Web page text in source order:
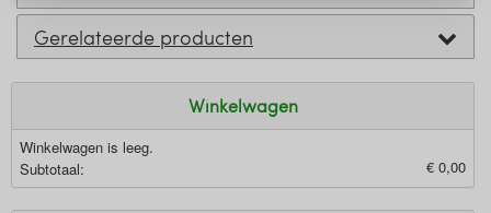
Gerelateerde producten
Winkelwagen
Winkelwagen is leeg.
Subtotaal:
€ 0,00